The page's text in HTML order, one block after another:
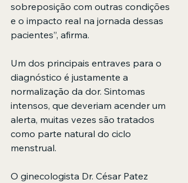
sobreposição com outras condições
e o impacto real na jornada dessas
pacientes”, afirma.
Um dos principais entraves para o
diagnóstico é justamente a
normalização da dor. Sintomas
intensos, que deveriam acender um
alerta, muitas vezes são tratados
como parte natural do ciclo
menstrual.
O ginecologista Dr. César Patez